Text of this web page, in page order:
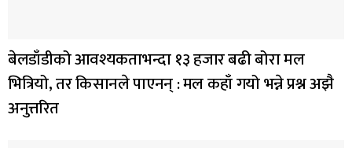
बेलडाँडीको आवश्यकताभन्दा १३ हजार बढी बोरा मल
भित्रियो, तर किसानले पाएनन् : मल कहाँ गयो भन्ने प्रश्न अझै
अनुत्तरित